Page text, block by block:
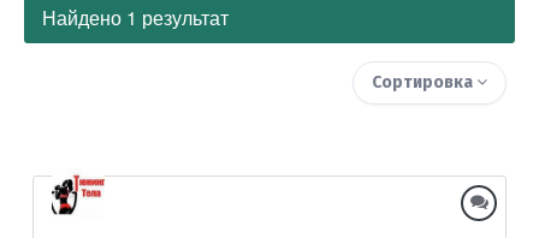
Найдено 1 результат
Сортировка